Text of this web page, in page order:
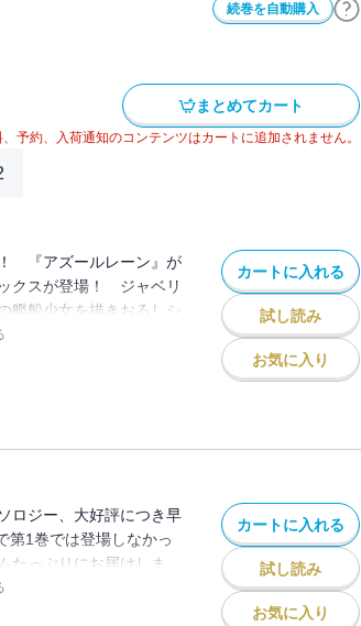
続巻を自動購入
まとめてカート
予約、入荷通知のコンテンツはカートに追加されません。
『アズールレーン』が
クスが登場！ ジャベリ
艦船少女を描きおろしシ
す！ このコミックスで
カートに入れる
試し読み
お気に入り
ロジー、大好評につき早
1巻では登場しなかっ
たっぷりにお届けしま
ト:おっweee、
カートに入れる
試し読み
お気に入り